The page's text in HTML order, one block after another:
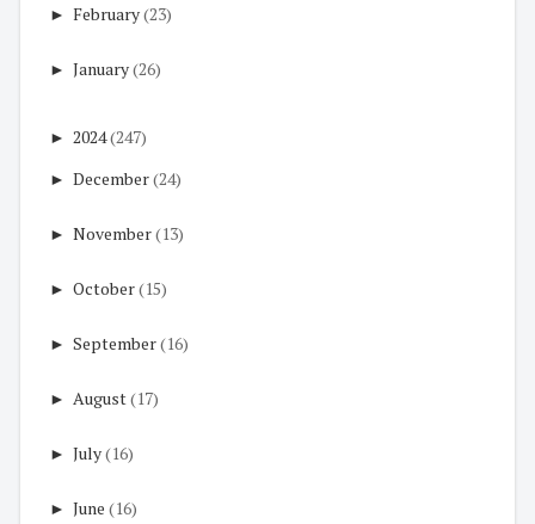
► February(23)
► January(26)
► 2024(247)
► December(24)
► November(13)
► October(15)
► September(16)
► August(17)
► July(16)
► June (16)